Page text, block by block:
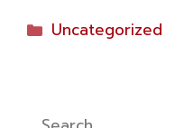
Categories
Uncategorized
Search